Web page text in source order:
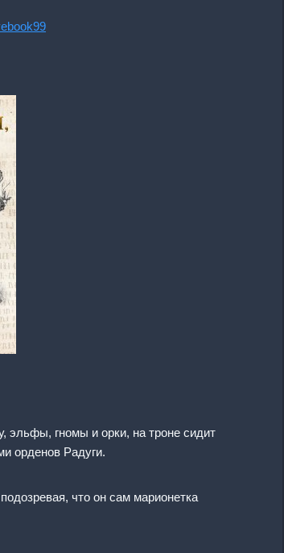
эльфы, гномы и орки, на троне сидит
орденов Радуги.
что он сам марионетка